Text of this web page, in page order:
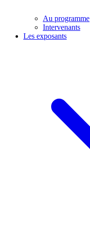
Au programme
Intervenants
Les exposants